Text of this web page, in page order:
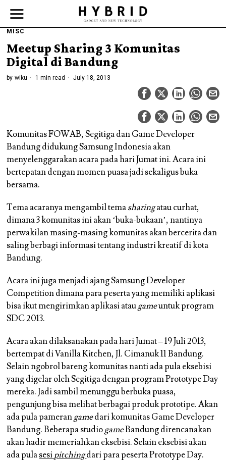
MISC
Meetup Sharing 3 Komunitas
Digital di Bandung
by wiku 1 min read July 18, 2013
Komunitas FOWAB, Segitiga dan Game Developer
Bandung didukung Samsung Indonesia akan
menyelenggarakan acara pada hari Jumat ini. Acara ini
bertepatan dengan momen puasa jadi sekaligus buka
bersama.
Tema acaranya mengambil temasharingatau curhat,
dimana 3 komunitas ini akan ‘buka-bukaan’, nantinya
perwakilan masing-masing komunitas akan bercerita dan
saling berbagi informasi tentang industri kreatif di kota
Bandung.
Acara ini juga menjadi ajang Samsung Developer
Competition dimana para peserta yang memiliki aplikasi
bisa ikut mengirimkan aplikasi ataugameuntuk program
SDC 2013.
Acara akan dilaksanakan pada hari Jumat – 19 Juli 2013,
bertempat di Vanilla Kitchen, Jl. Cimanuk 11 Bandung.
Selain ngobrol bareng komunitas nanti ada pula eksebisi
yang digelar oleh Segitiga dengan program Prototype Day
mereka. Jadi sambil menunggu berbuka puasa,
pengunjung bisa melihat berbagai produk prototipe. Akan
ada pula pamerangamedari komunitas Game Developer
Bandung. Beberapa studiogameBandung direncanakan
akan hadir memeriahkan eksebisi. Selain eksebisi akan
ada pulasesipitchingdari para peserta Prototype Day.